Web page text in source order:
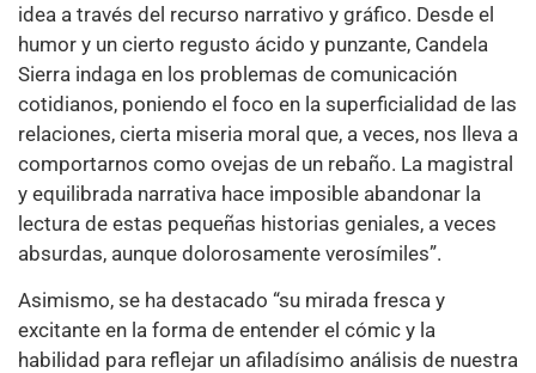
idea a través del recurso narrativo y gráfico. Desde el
humor y un cierto regusto ácido y punzante, Candela
Sierra indaga en los problemas de comunicación
cotidianos, poniendo el foco en la superficialidad de las
relaciones, cierta miseria moral que, a veces, nos lleva a
comportarnos como ovejas de un rebaño. La magistral
y equilibrada narrativa hace imposible abandonar la
lectura de estas pequeñas historias geniales, a veces
absurdas, aunque dolorosamente verosímiles”.
Asimismo, se ha destacado “su mirada fresca y
excitante en la forma de entender el cómic y la
habilidad para reflejar un afiladísimo análisis de nuestra